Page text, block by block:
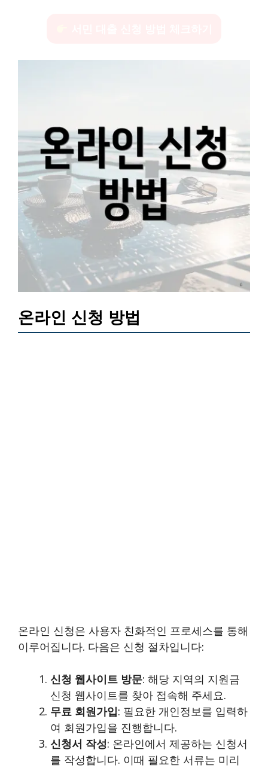
온라인 신청 방법
온라인 신청은 사용자 친화적인 프로세스를 통해
이루어집니다. 다음은 신청 절차입니다:
신청 웹사이트 방문: 해당 지역의 지원금
신청 웹사이트를 찾아 접속해 주세요.
무료 회원가입: 필요한 개인정보를 입력하
여 회원가입을 진행합니다.
신청서 작성: 온라인에서 제공하는 신청서
를 작성합니다. 이때 필요한 서류는 미리